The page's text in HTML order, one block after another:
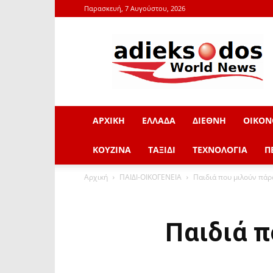
Παρασκευή, 7 Αυγούστου, 2026
adieksodos.gr
ΑΡΧΙΚΗ ΕΛΛΑΔΑ ΔΙΕΘΝΗ
ΚΟΥΖΙΝΑ ΤΑΞΙΔΙ ΤΕΧΝΟΛΟΓΙΑ
Αρχική ΠΑΙΔΙ-ΟΙΚΟΓΕΝΕΙΑ Παιδιά που μιλούν
Παιδιά